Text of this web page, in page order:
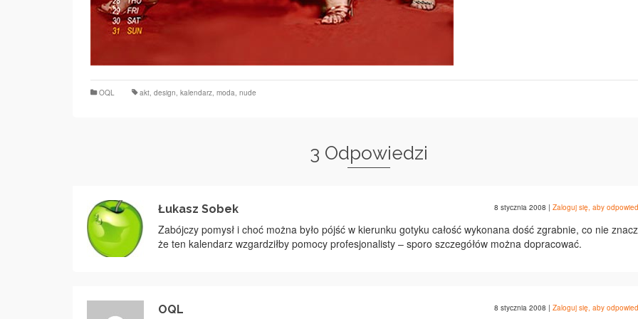
OQL akt, design, kalendarz, moda, nude
3 Odpowiedzi
Łukasz Sobek 8 stycznia 2008 | Zaloguj się, aby
Zabójczy pomysł i choć można było pójść w kierunku gotyku całość wykonana dość zgrabnie, co nie
że ten kalendarz wzgardziłby pomocy profesjonalisty – sporo szczegółów można dopracować.
OQL 8 stycznia 2008 | Zaloguj się, aby